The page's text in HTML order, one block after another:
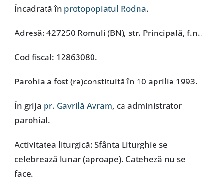
Încadrată în protopopiatul Rodna.
Adresă: 427250 Romuli (BN), str. Principală, f.n..
Cod fiscal: 12863080.
Parohia a fost (re)constituită în 10 aprilie 1993.
În grija pr. Gavrilă Avram, ca administrator
parohial.
Activitatea liturgică: Sfânta Liturghie se
celebrează lunar (aproape). Cateheză nu se
face.